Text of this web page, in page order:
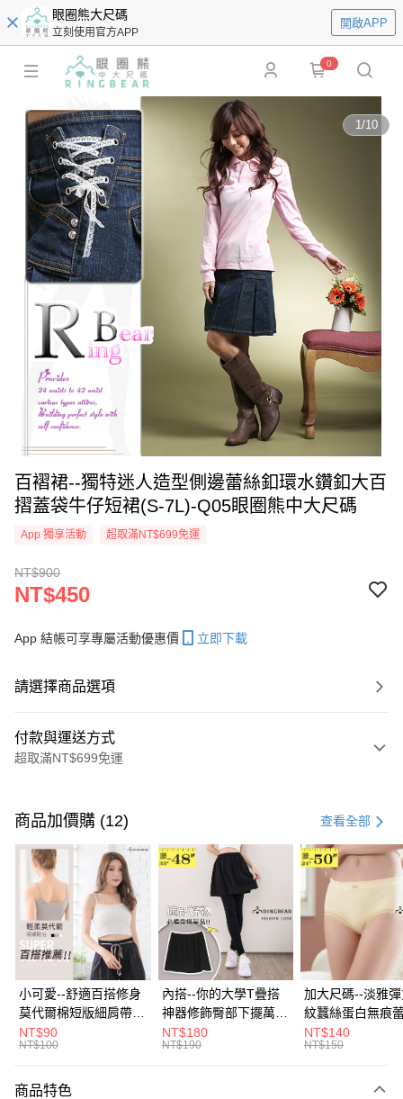
眼圈熊大尺碼
立刻使用官方APP
開啟APP
0
1/10
百褶裙--獨特迷人造型側邊蕾絲釦環水鑽釦大百
摺蓋袋牛仔短裙(S-7L)-Q05眼圈熊中大尺碼
App 獨享活動 超取滿NT$699免運
NT$900
NT$450
App 結帳可享專屬活動優惠價 立即下載
請選擇商品選項
付款與運送方式
超取滿NT$699免運
信用卡一次付款
超商取貨付款
LINE Pay
Apple Pay
街口支付
悠遊付
Google Pay
全盈+PAY
大哥付你分期
商品加價購 (12) 查看全部
小可愛--舒適百搭修身
莫代爾棉短版細肩帶素
色背心(白.黑.灰L-2L)-
U582眼圈熊中大尺碼
NT$90
NT$100
內搭--你的大學T疊搭
神器修飾臀部下擺萬用
內搭裙/遮臀裙(黑2L-
6L)-Q155眼圈熊中大
NT$180
NT$190
加大尺碼--淡雅
紋蠶絲蛋白無痕
角內褲(白.粉.藍.
3L)-L28眼圈熊中
NT$140
NT$150
商品特色